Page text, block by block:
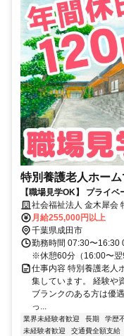
特別養護老人ホー
【職場見学OK】 プライ
から保育手当まで手当が充
社会福祉法人 金木犀会
月給255,000円以上
千葉県成田市
勤務時間 07:30〜16:30
※休憩60分（16:00〜翌
仕事内容 特別養護老人
集しています。 経験や
ブランクのある方は優
っ...
業界未経験者歓迎 長期 学歴
未経験者歓迎
交通費全額支給